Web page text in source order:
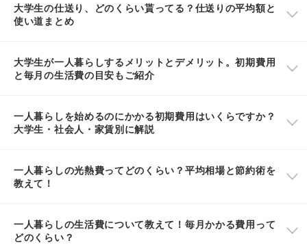
大学生の仕送り、どのくらい貰ってる？仕送りの平均額と
使い道まとめ
大学生が一人暮らしするメリットとデメリット。初期費用
と毎月の生活費の目安もご紹介
一人暮らしを始めるのにかかる初期費用はいくらですか？
大学生・社会人・家賃別に解説
一人暮らしの光熱費ってどのくらい？平均相場と節約術を
教えて！
一人暮らしの生活費について教えて！毎月かかる費用って
どのくらい？